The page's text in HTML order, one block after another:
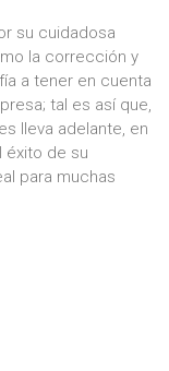
su cuidadosa
la corrección y
a tener en cuenta
tal es así que,
lleva adelante, en
éxito de su
para muchas